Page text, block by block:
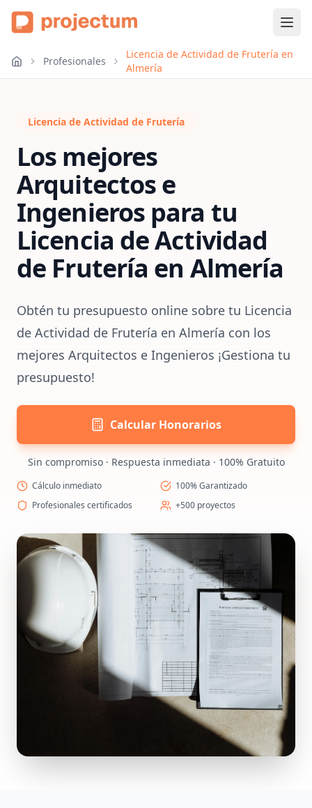
Profesionales
Licencia de Actividad de Frutería en
Almería
Licencia de Actividad de Frutería
Los mejores
Arquitectos e
Ingenieros para tu
Licencia de Actividad
de Frutería en Almería
Obtén tu presupuesto online sobre tu Licencia
de Actividad de Frutería en Almería con los
mejores Arquitectos e Ingenieros ¡Gestiona tu
presupuesto!
Calcular Honorarios
Sin compromiso · Respuesta inmediata · 100% Gratuito
Cálculo inmediato
100% Garantizado
Profesionales certificados
+500 proyectos